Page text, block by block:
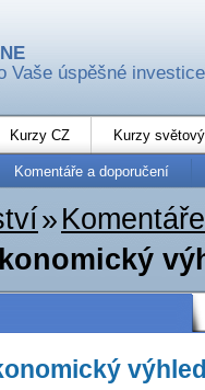
Vaše úspěšné investice
Kurzy CZ Kurzy
Komentáře a doporučení
»